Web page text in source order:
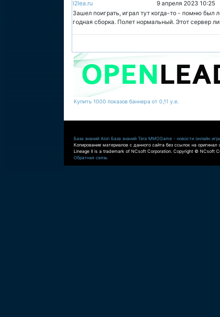
l2lea.ru
9 апреля 2023 10:25
Зашел поиграть, играл тут когда-то - помню был
годная сборка. Полет нормальный. Этот сервер
Купить 1000 показов баннера от 0,11 у.е.
База знаний Aion База знаний Tera MMOGame - новости онлайн
Копирование материалов с данного сайта без ссылок на оригинал
Lineage II is a trademark of NCsoft Corporation. Copyright © NCsoft
Обратная связь